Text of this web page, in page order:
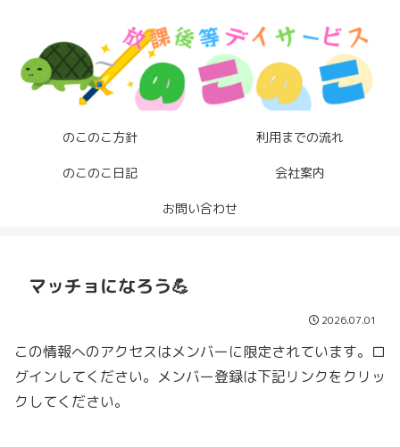
のこのこ方針 利用までの流れ
のこのこ日記 会社案内
お問い合わせ
マッチョになろう💪
2026.07.01
この情報へのアクセスはメンバーに限定されています。ロ
グインしてください。メンバー登録は下記リンクをクリッ
クしてください。